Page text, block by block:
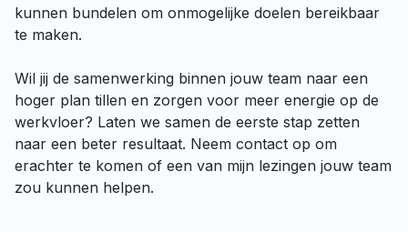
kunnen bundelen om onmogelijke doelen bereikbaar
te maken.
Wil jij de samenwerking binnen jouw team naar een
hoger plan tillen en zorgen voor meer energie op de
werkvloer? Laten we samen de eerste stap zetten
naar een beter resultaat. Neem contact op om
erachter te komen of een van mijn lezingen jouw team
zou kunnen helpen.